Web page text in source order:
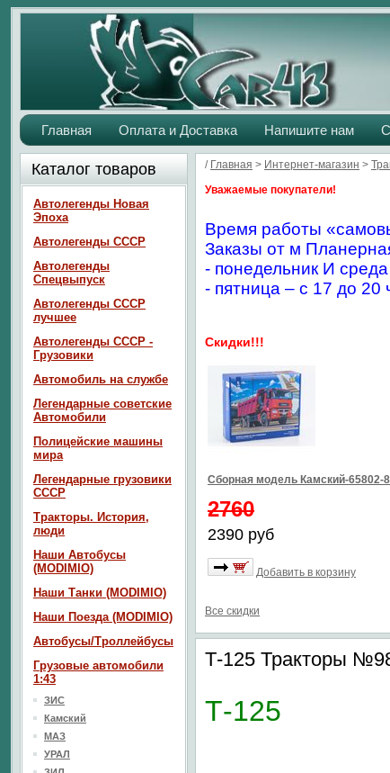
Главная Оплата и Доставка Напишите нам
/ Главная > Интернет-магазин >
Уважаемые покупатели!
Время работы
Заказы от м
- понедельник И
- пятница – с 17 до 20
Скидки!!!
Сборная модель Камский-65802-
2760
2390 руб
Добавить в корзину
Все скидки
Т-125 Тракторы
Т-125
Каталог товаров
Автолегенды Новая
Эпоха
Автолегенды СССР
Автолегенды
Спецвыпуск
Автолегенды СССР
лучшее
Автолегенды СССР -
Грузовики
Автомобиль на службе
Легендарные советские
Автомобили
Полицейские машины
мира
Легендарные грузовики
СССР
Тракторы. История,
люди
Наши Автобусы
(MODIMIO)
Наши Танки (MODIMIO)
Наши Поезда (MODIMIO)
Автобусы/Троллейбусы
Грузовые автомобили
1:43
ЗИС
Камский
МАЗ
УРАЛ